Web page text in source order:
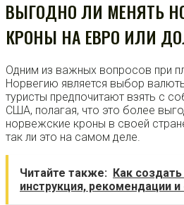
ВЫГОДНО ЛИ МЕНЯТЬ
КРОНЫ НА ЕВРО ИЛИ
Одним из важных вопросов при
Норвегию является выбор
туристы предпочитают взять с
США, полагая, что это более
норвежские кроны в своей
так ли это на самом деле.
Читайте также: Как
инструкция, рекомендации